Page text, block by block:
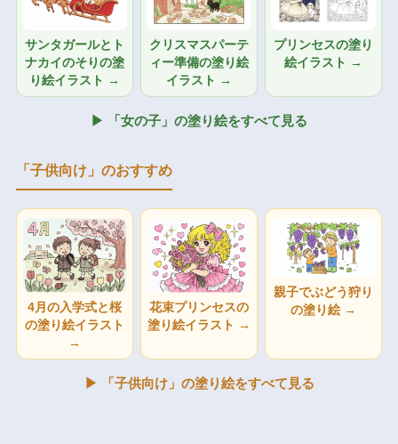
サンタガールとト
ナカイのそりの塗
り絵イラスト →
クリスマスパーテ
ィー準備の塗り絵
イラスト →
プリンセスの塗り
絵イラスト →
▶ 「女の子」の塗り絵をすべて見る
「子供向け」のおすすめ
4月の入学式と桜
の塗り絵イラスト
→
花束プリンセスの
塗り絵イラスト →
親子でぶどう狩り
の塗り絵 →
▶ 「子供向け」の塗り絵をすべて見る